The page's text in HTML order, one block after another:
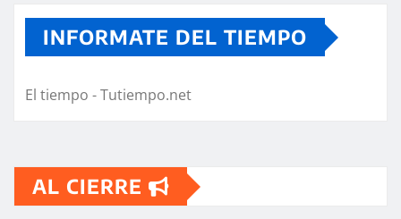
INFORMATE DEL TIEMPO
El tiempo - Tutiempo.net
AL CIERRE